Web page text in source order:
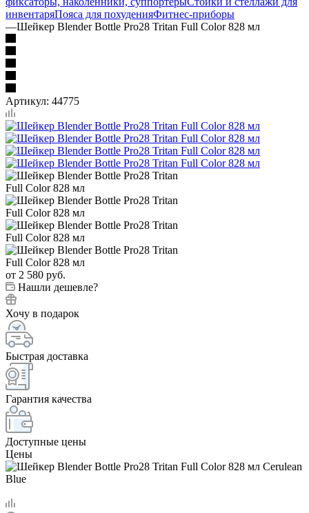
инвентаряПояса для похуденияФитнес-приборы
—Шейкер Blender Bottle Pro28 Tritan Full Color 828 мл
Артикул: 44775
от 2 580 руб.
Нашли дешевле?
Хочу в подарок
Быстрая доставка
Гарантия качества
Доступные цены
Цены